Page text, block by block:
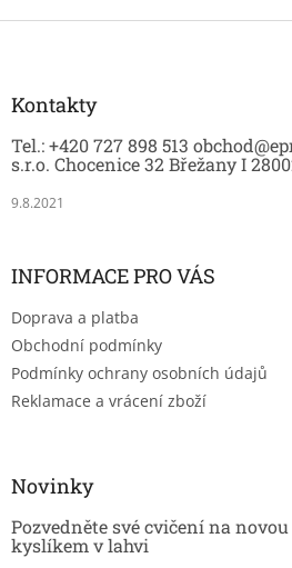
Kontakty
Tel.: +420 727 898 513
s.r.o. Chocenice 32 Břežany I
9.8.2021
INFORMACE PRO VÁS
Doprava a platba
Obchodní podmínky
Podmínky ochrany osobních údajů
Reklamace a vrácení zboží
Novinky
Pozvedněte své cvičení na
kyslíkem v lahvi